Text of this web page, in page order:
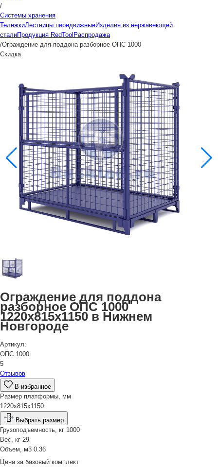
/
Системы хранения
ТележкиЛестницы передвижныеИзделия из нержавеющей
сталиПродукция RedTool Распродажа
/Ограждение для поддона разборное ОПС 1000
Скидка
Ограждение для поддона
разборное ОПС 1000
1220х815х1150 в Нижнем
Новгороде
Артикул:
ОПС 1000
5
Отзывов
В избранное
Размер платформы, мм
1220x815x1150
Выбрать размер
Грузоподъемность, кг 1000
Вес, кг 29
Объем, м3 0.36
Цена за базовый комплект